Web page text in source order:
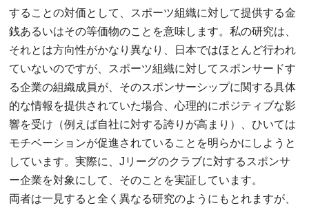
することの対価として、スポーツ組織に対して提供する金
銭あるいはその等価物のことを意味します。私の研究は、
それとは方向性がかなり異なり、日本ではほとんど行われ
ていないのですが、スポーツ組織に対してスポンサードす
る企業の組織成員が、そのスポンサーシップに関する具体
的な情報を提供されていた場合、心理的にポジティブな影
響を受け（例えば自社に対する誇りが高まり）、ひいては
モチベーションが促進されていることを明らかにしようと
しています。実際に、Jリーグのクラブに対するスポンサ
ー企業を対象にして、そのことを実証しています。
両者は一見すると全く異なる研究のようにもとれますが、